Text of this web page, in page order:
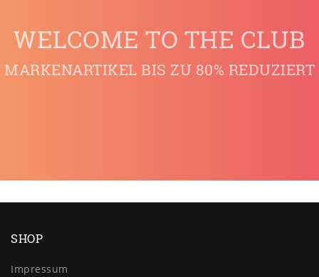
WELCOME TO THE CLUB
MARKENARTIKEL BIS ZU 80% REDUZIERT
SHOP
Impressum